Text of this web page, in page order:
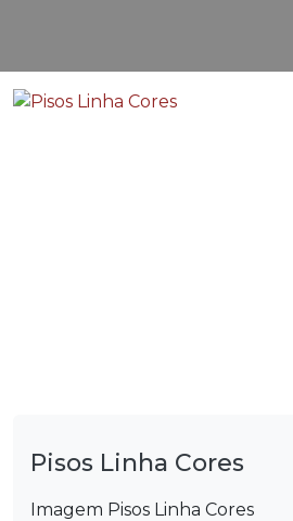
Pisos Linha Cores
Imagem Pisos Linha Cores